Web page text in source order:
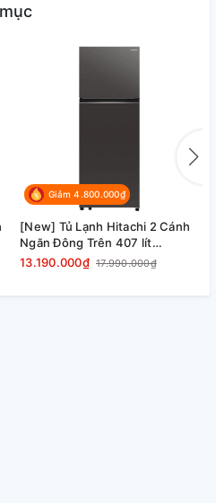
Giảm 4.800.000₫
[New] Tủ Lạnh Hitachi 2 Cánh
Ngăn Đông Trên 407 lít
HRTN6443SAGMGVN màu
13.190.000₫ 17.990.000₫